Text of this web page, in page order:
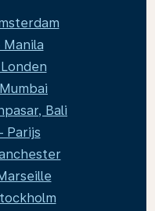
Bali
Parijs